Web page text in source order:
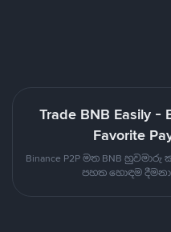
Trade BNB Easily -
Favorite
Binance P2P මත BNB
පහත හොඳම දීමනා